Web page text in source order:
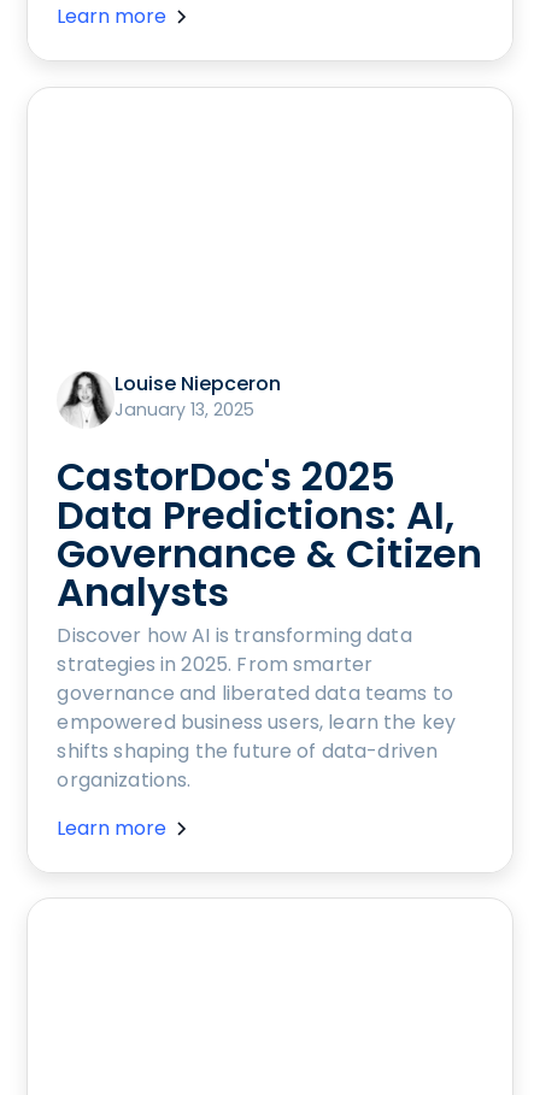
Learn more
Louise Niepceron
January 13, 2025
CastorDoc's 2025
Data Predictions: AI,
Governance & Citizen
Analysts
Discover how AI is transforming data
strategies in 2025. From smarter
governance and liberated data teams to
empowered business users, learn the key
shifts shaping the future of data-driven
organizations.
Learn more